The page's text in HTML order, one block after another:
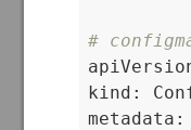
#
kind:
metadata: